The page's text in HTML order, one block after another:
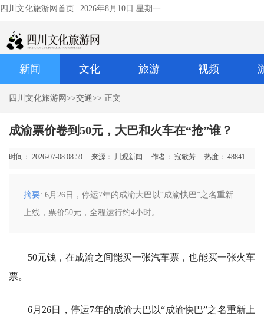
四川文化旅游网首页 2026年8月10日 星期一
新闻 文化 旅游 视频
四川文化旅游网 >>交通>> 正文
成渝票价卷到50元，大巴和火车在“抢”谁？
时间： 2026-07-08 08:59 来源： 川观新闻 作者： 寇敏芳 热度： 48841
摘要: 6月26日，停运7年的成渝大巴以“成渝快巴”之名重新
上线，票价50元，全程运行约4小时。
50元钱，在成渝之间能买一张汽车票，也能买一张火车
票。
6月26日，停运7年的成渝大巴以“成渝快巴”之名重新上